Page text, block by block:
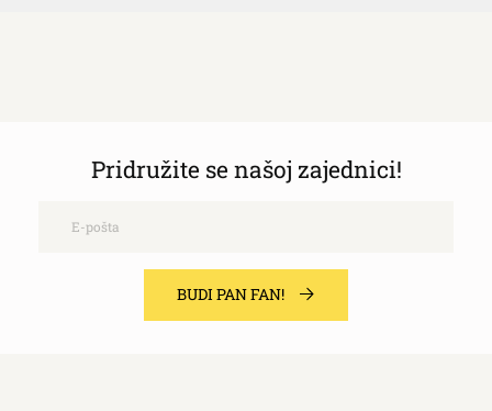
Pridružite se našoj zajednici!
BUDI PAN FAN!